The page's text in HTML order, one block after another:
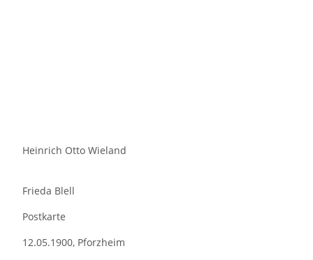
Heinrich Otto Wieland
Frieda Blell
Postkarte
12.05.1900, Pforzheim